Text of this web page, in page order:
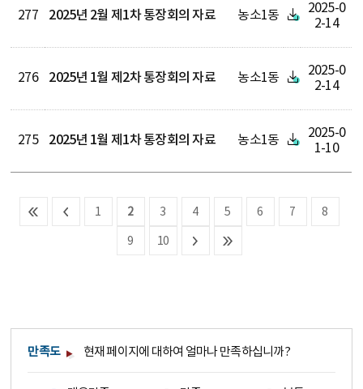
277 2025년 2월 제1차 통장회의 자료 농소1동
2025-0
2-14
276 2025년 1월 제2차 통장회의 자료 농소1동
2025-0
2-14
275 2025년 1월 제1차 통장회의 자료 농소1동
2025-0
1-10
1 2 3 4 5 6 7 8
9 10
만족도 현재 페이지에 대하여 얼마나 만족하십니까?